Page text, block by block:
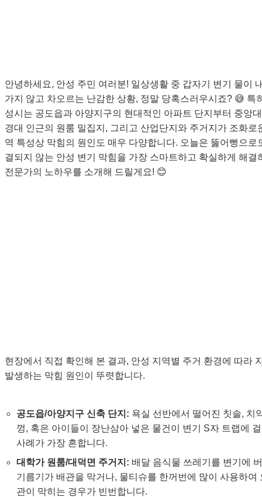
안녕하세요, 안성 주민 여러분! 일상생활 중 갑자기 변기 물이
가지 않고 차오르는 난감한 상황, 정말 당혹스러우시죠? 😅 특
성시는 공도읍과 아양지구의 현대적인 아파트 단지부터 중앙대
경대 인근의 원룸 밀집지, 그리고 산업단지와 주거지가 조화로
역 특성상 막힘의 원인도 매우 다양합니다. 오늘은 뚫어뻥으로
결되지 않는 안성 변기 막힘을 가장 스마트하고 확실하게 해결
전문가의 노하우를 소개해 드릴게요! 😊
현장에서 직접 확인해 본 결과, 안성 지역별 주거 환경에 따라
발생하는 막힘 원인이 뚜렷합니다.
공도읍/아양지구 신축 단지: 욕실 선반에서 떨어진 칫솔, 치
껑, 혹은 아이들이 장난삼아 넣은 물건이 변기 S자 트랩에
사례가 가장 흔합니다.
대학가 원룸/대덕면 주거지: 배달 음식물 쓰레기를 변기에
기름기가 배관을 막거나, 물티슈를 한꺼번에 많이 사용하여
관이 막히는 경우가 빈번합니다.